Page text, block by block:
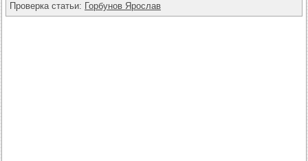
Проверка статьи: Горбунов Ярослав